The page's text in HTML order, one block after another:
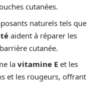
cutanées.
naturels tels que
aident à réparer les
cutanée.
la vitamine E et les
et les rougeurs, offrant